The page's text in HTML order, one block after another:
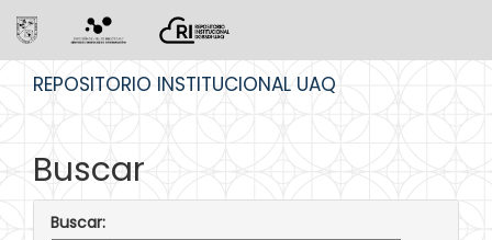
REPOSITORIO INSTITUCIONAL UAQ
Buscar
Buscar: